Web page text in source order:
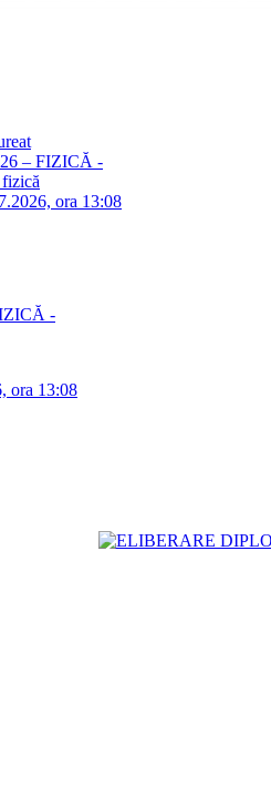
– FIZICĂ -
ora 13:08
-
ora 13:08